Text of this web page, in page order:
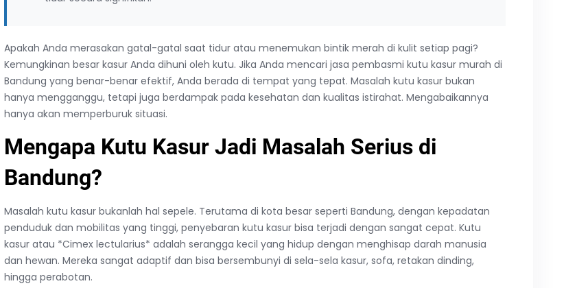
Apakah Anda merasakan gatal-gatal saat tidur atau menemukan bintik merah di kulit setiap pagi?
Kemungkinan besar kasur Anda dihuni oleh kutu. Jika Anda mencari jasa pembasmi kutu kasur murah di
Bandung yang benar-benar efektif, Anda berada di tempat yang tepat. Masalah kutu kasur bukan
hanya mengganggu, tetapi juga berdampak pada kesehatan dan kualitas istirahat. Mengabaikannya
hanya akan memperburuk situasi.
Mengapa Kutu Kasur Jadi Masalah Serius di
Bandung?
Masalah kutu kasur bukanlah hal sepele. Terutama di kota besar seperti Bandung, dengan kepadatan
penduduk dan mobilitas yang tinggi, penyebaran kutu kasur bisa terjadi dengan sangat cepat. Kutu
kasur atau *Cimex lectularius* adalah serangga kecil yang hidup dengan menghisap darah manusia
dan hewan. Mereka sangat adaptif dan bisa bersembunyi di sela-sela kasur, sofa, retakan dinding,
hingga perabotan.